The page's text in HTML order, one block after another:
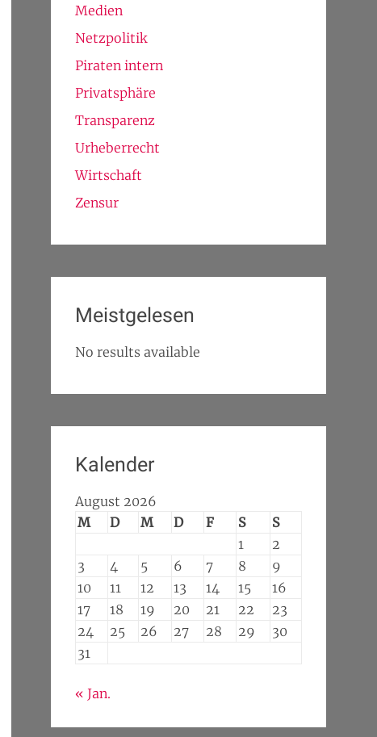
Medien
Netzpolitik
Piraten intern
Privatsphäre
Transparenz
Urheberrecht
Wirtschaft
Zensur
Meistgelesen
No results available
Kalender
August 2026
M
D M D F S
S
1
2
3
4 5 6 7 8
9
10
11 12 13 14 15
16
17
18 19 20 21 22
23
24
25 26 27 28 29
30
31
« Jan.